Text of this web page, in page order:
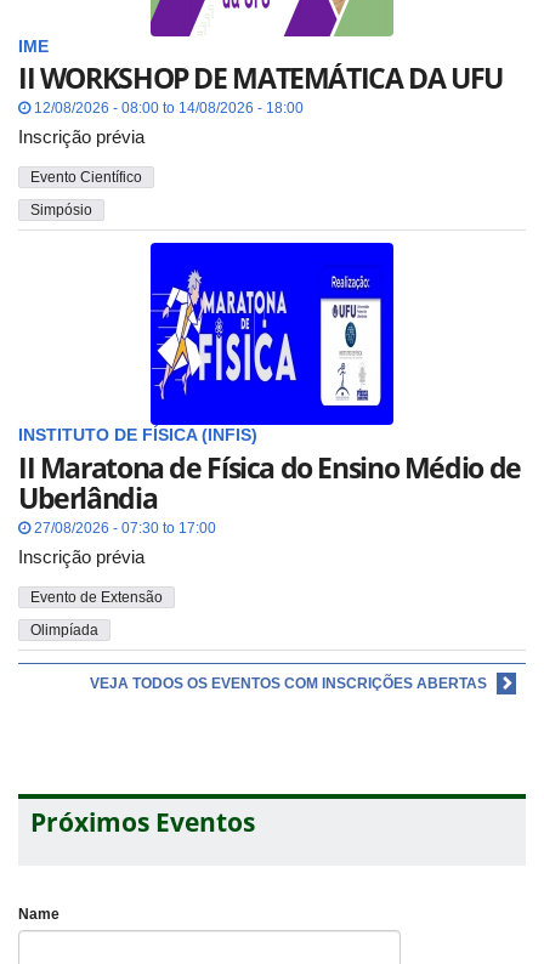
IME
II WORKSHOP DE MATEMÁTICA DA UFU
12/08/2026 - 08:00 to 14/08/2026 - 18:00
Inscrição prévia
Evento Científico
Simpósio
INSTITUTO DE FÍSICA (INFIS)
II Maratona de Física do Ensino Médio de
Uberlândia
27/08/2026 - 07:30 to 17:00
Inscrição prévia
Evento de Extensão
Olimpíada
VEJA TODOS OS EVENTOS COM INSCRIÇÕES ABERTAS
Próximos Eventos
Name